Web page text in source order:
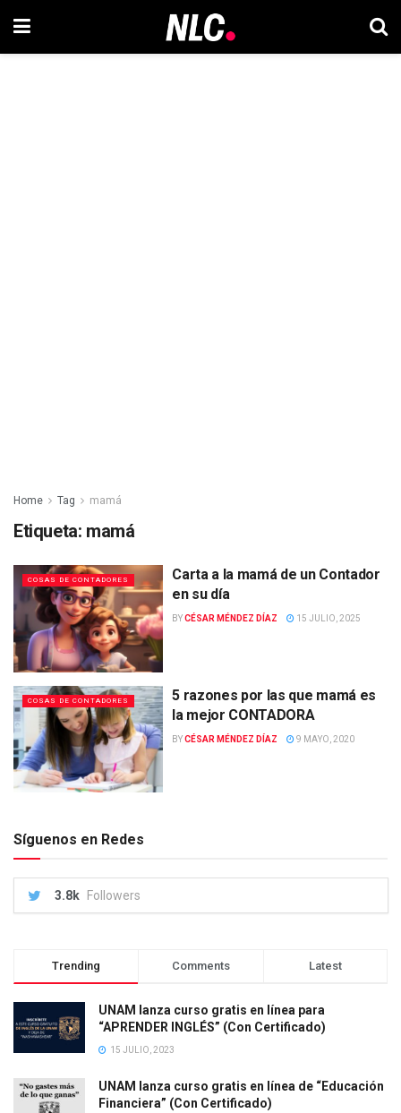
Home Tag mamá
Etiqueta: mamá
COSAS DE CONTADORES
Carta a la mamá de un Contador
en su día
BYCÉSAR MÉNDEZ DÍAZ 15 JULIO, 2025
COSAS DE CONTADORES
5 razones por las que mamá es
la mejor CONTADORA
BYCÉSAR MÉNDEZ DÍAZ 9 MAYO, 2020
Síguenos en Redes
3.8k Followers
Trending Comments Latest
UNAM lanza curso gratis en línea para
“APRENDER INGLÉS” (Con Certificado)
15 JULIO, 2023
UNAM lanza curso gratis en línea de “Educación
Financiera” (Con Certificado)